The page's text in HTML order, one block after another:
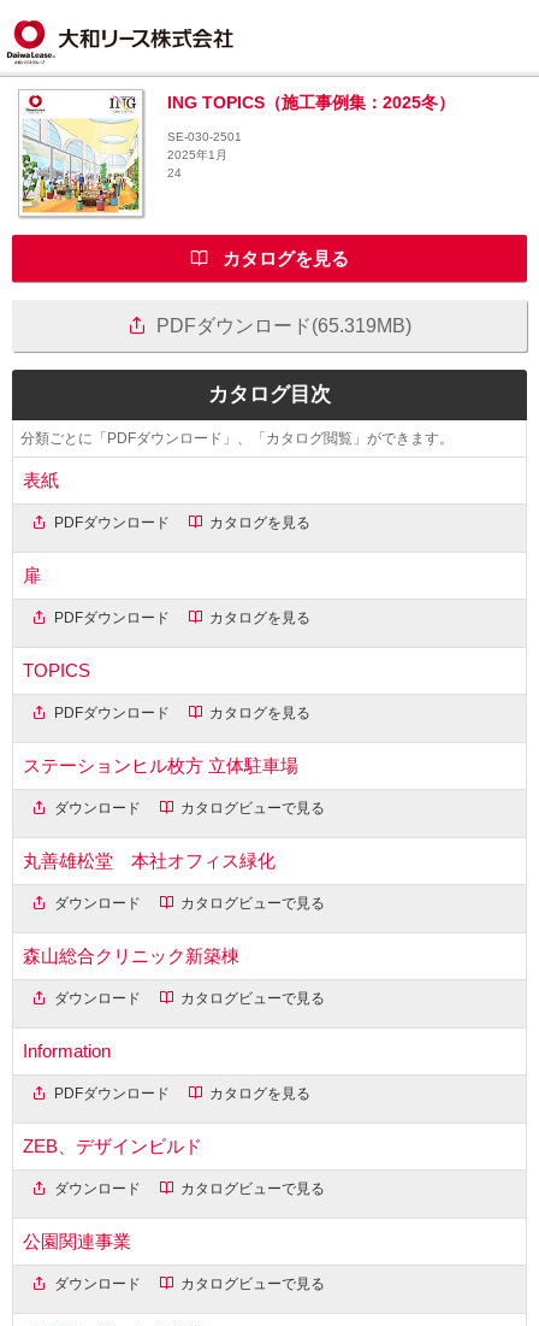
ING TOPICS（施工事例集：2025冬）
SE-030-2501
2025年1月
24
カタログを見る
PDFダウンロード(65.319MB)
カタログ目次
分類ごとに「PDFダウンロード」、「カタログ閲覧」ができます。
表紙
PDFダウンロード カタログを見る
扉
PDFダウンロード カタログを見る
TOPICS
PDFダウンロード カタログを見る
ステーションヒル枚方 立体駐車場
ダウンロード カタログビューで見る
丸善雄松堂 本社オフィス緑化
ダウンロード カタログビューで見る
森山総合クリニック新築棟
ダウンロード カタログビューで見る
Information
PDFダウンロード カタログを見る
ZEB、デザインビルド
ダウンロード カタログビューで見る
公園関連事業
ダウンロード カタログビューで見る